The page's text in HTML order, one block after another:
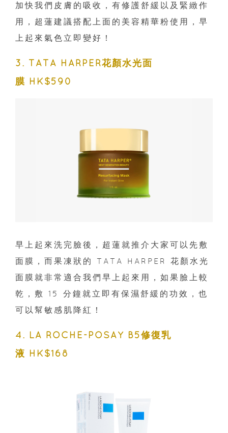
加快我們皮膚的吸收，有修護舒緩以及緊緻作
用，超蓮建議搭配上面的美容精華粉使用，早
上起來氣色立即變好！
3. TATA HARPER花顏水光面
膜 HK$590
早上起來洗完臉後，超蓮就推介大家可以先敷
面膜，而果凍狀的 TATA HARPER 花顏水光
面膜就非常適合我們早上起來用，如果臉上較
乾，敷 15 分鐘就立即有保濕舒緩的功效，也
可以幫敏感肌降紅！
4. LA ROCHE-POSAY B5修復乳
液 HK$168